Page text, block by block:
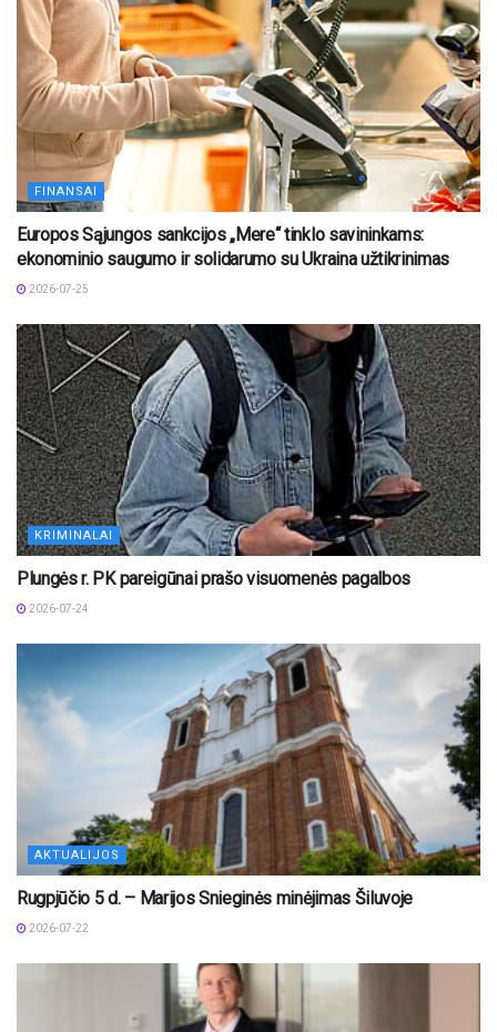
FINANSAI
Europos Sąjungos sankcijos „Mere“ tinklo savininkams:
ekonominio saugumo ir solidarumo su Ukraina užtikrinimas
2026-07-25
KRIMINALAI
Plungės r. PK pareigūnai prašo visuomenės pagalbos
2026-07-24
AKTUALIJOS
Rugpjūčio 5 d. – Marijos Snieginės minėjimas Šiluvoje
2026-07-22